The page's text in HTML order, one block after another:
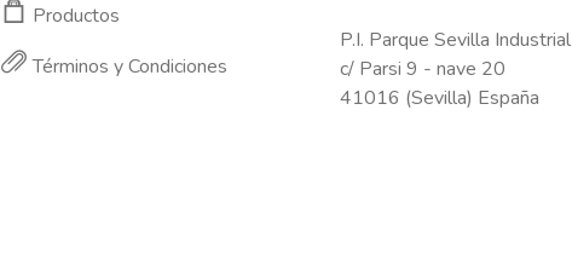
Productos
Términos y Condiciones
P.I. Parque Sevilla Industrial
c/ Parsi 9 - nave 20
41016 (Sevilla) España